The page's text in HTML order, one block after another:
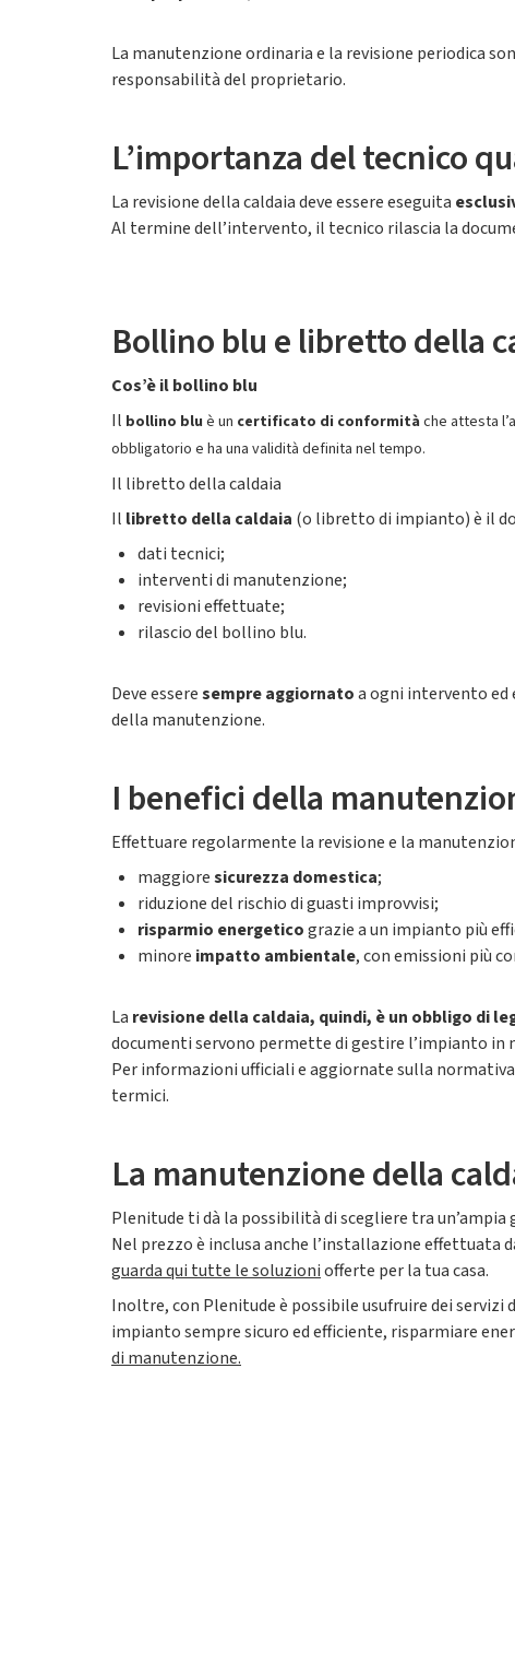
La manutenzione ordinaria e la revisione periodica
responsabilità del proprietario.
L’importanza del tecnico
La revisione della caldaia deve essere eseguita
Al termine dell’intervento, il tecnico rilascia la
Bollino blu e libretto della
Cos’è il bollino blu
Il bollino blu è un certificato di conformità che attesta
obbligatorio e ha una validità definita nel tempo.
Il libretto della caldaia
Il libretto della caldaia (o libretto di impianto) è il
dati tecnici;
interventi di manutenzione;
revisioni effettuate;
rilascio del bollino blu.
Deve esseresempre aggiornatoa ogni intervento
della manutenzione.
I benefici della
Effettuare regolarmente la revisione e la
maggioresicurezza domestica;
riduzione del rischio di guasti improvvisi;
risparmio energeticograzie a un impianto più
minore impatto ambientale, con emissioni più
La revisione della caldaia, quindi, è un obbligo di
documenti servono permette di gestire l’impianto in
Per informazioni ufficiali e aggiornate sulla
termici.
La manutenzione della
Plenitude ti dà la possibilità di scegliere tra un’ampia
Nel prezzo è inclusa anche l’installazione effettuata
guarda qui tutte le soluzioniofferte per la tua casa.
Inoltre, con Plenitude è possibile usufruire dei servizi
impianto sempre sicuro ed efficiente, risparmiare
di manutenzione.